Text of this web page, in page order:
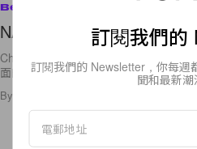
Beauty
NARS 2009 Holiday
Christmas is just around the corner～
面的NARS 2009 Holiday
By
訂閱我們的
訂閱我們的 Newsletter，你每週
聞和最新潮